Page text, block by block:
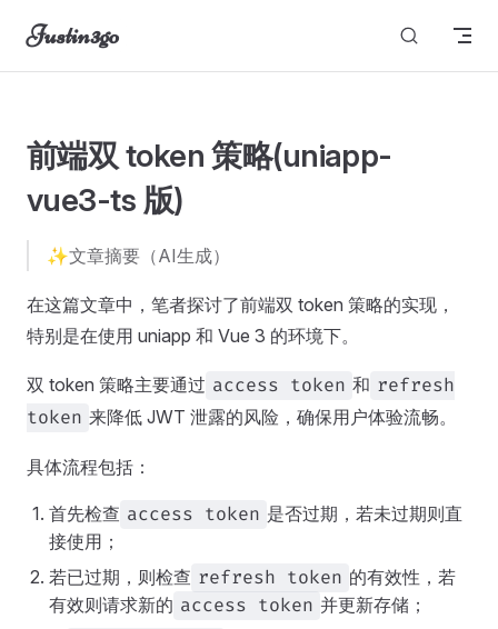
Skip to content
Justin3go
图片无法显示
前端双 token 策略(uniapp-
vue3-ts 版)
✨文章摘要（AI生成）
在这篇文章中，笔者探讨了前端双 token 策略的实现，
特别是在使用 uniapp 和 Vue 3 的环境下。
双 token 策略主要通过 access token 和 refresh
token 来降低 JWT 泄露的风险，确保用户体验流畅。
具体流程包括：
首先检查 access token 是否过期，若未过期则直
接使用；
若已过期，则检查 refresh token 的有效性，若
有效则请求新的 access token 并更新存储；